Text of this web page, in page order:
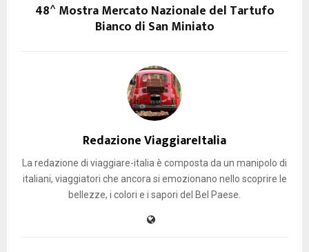
48^ Mostra Mercato Nazionale del Tartufo
Bianco di San Miniato
Redazione ViaggiareItalia
La redazione di viaggiare-italia è composta da un manipolo di
italiani, viaggiatori che ancora si emozionano nello scoprire le
bellezze, i colori e i sapori del Bel Paese.